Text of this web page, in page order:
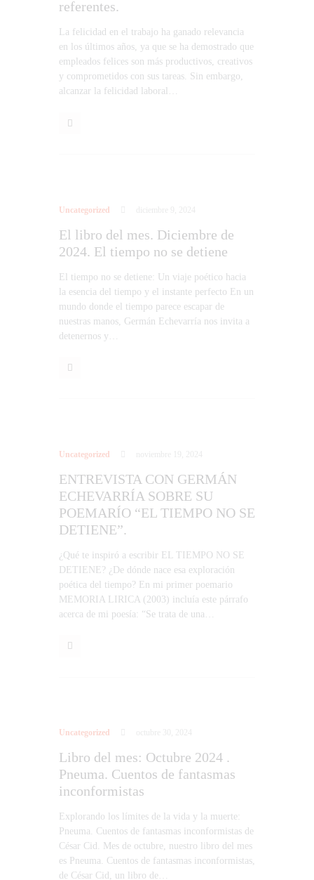
referentes.
La felicidad en el trabajo ha ganado relevancia
en los últimos años, ya que se ha demostrado que
empleados felices son más productivos, creativos
y comprometidos con sus tareas. Sin embargo,
alcanzar la felicidad laboral…
Uncategorized
El libro del mes. Diciembre de
2024. El tiempo no se detiene
El tiempo no se detiene: Un viaje poético hacia
la esencia del tiempo y el instante perfecto En un
mundo donde el tiempo parece escapar de
nuestras manos, Germán Echevarría nos invita a
detenernos y…
Uncategorized
ENTREVISTA CON GERMÁN
ECHEVARRÍA SOBRE SU
POEMARÍO “EL TIEMPO NO SE
DETIENE”.
¿Qué te inspiró a escribir EL TIEMPO NO SE
DETIENE? ¿De dónde nace esa exploración
poética del tiempo? En mi primer poemario
MEMORIA LIRICA (2003) incluía este párrafo
acerca de mi poesía: “Se trata de una…
Uncategorized
Libro del mes: Octubre 2024 .
Pneuma. Cuentos de fantasmas
inconformistas
Explorando los límites de la vida y la muerte:
Pneuma. Cuentos de fantasmas inconformistas de
César Cid. Mes de octubre, nuestro libro del mes
es Pneuma. Cuentos de fantasmas inconformistas,
de César Cid, un libro de…